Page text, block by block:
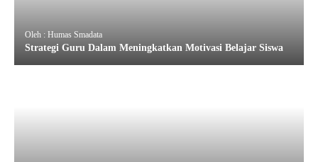
Oleh : Humas Smadata
Strategi Guru Dalam Meningkatkan Motivasi Belajar Siswa